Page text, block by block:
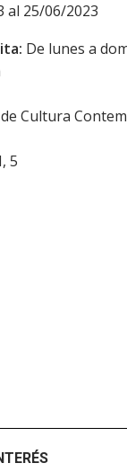
al 25/06/2023
De lunes a
de Cultura
5